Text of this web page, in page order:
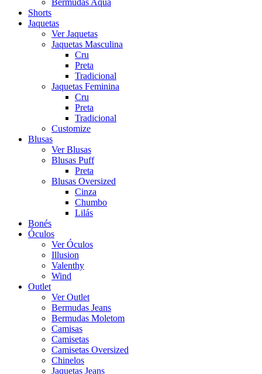
Bermudas Aqua
Shorts
Jaquetas
Ver Jaquetas
Jaquetas Masculina
Cru
Preta
Tradicional
Jaquetas Feminina
Cru
Preta
Tradicional
Customize
Blusas
Ver Blusas
Blusas Puff
Preta
Blusas Oversized
Cinza
Chumbo
Lilás
Bonés
Óculos
Ver Óculos
Illusion
Valenthy
Wind
Outlet
Ver Outlet
Bermudas Jeans
Bermudas Moletom
Camisas
Camisetas
Camisetas Oversized
Chinelos
Jaquetas Jeans